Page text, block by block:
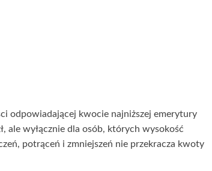
odpowiadającej kwocie najniższej emerytury
ale wyłącznie dla osób, których wysokość
potrąceń i zmniejszeń nie przekracza kwoty